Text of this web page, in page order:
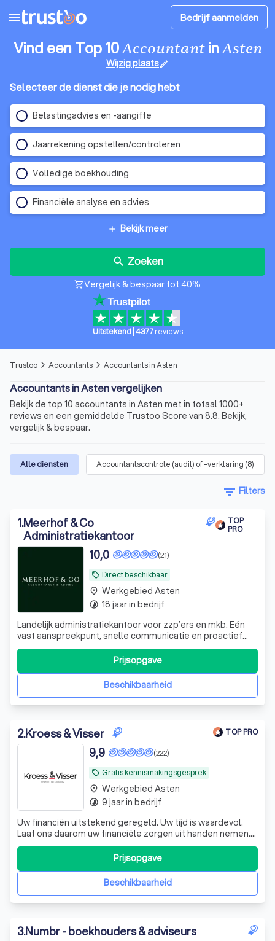
menu Bedrijf aanmelden
Vind een Top 10AccountantinAsten
Wijzig plaatsedit
Selecteer de dienst die je nodig hebt
Belastingadvies en -aangifte
Jaarrekening opstellen/controleren
Volledige boekhouding
Financiële analyse en advies
add Bekijk meer
search Zoeken
shopping_cartVergelijk & bespaar tot 40%
Uitstekend| 4377 reviews
Trustoo arrow_forward_ios Accountants arrow_forward_ios Accountants in Asten
Accountants in Asten vergelijken
Bekijk de top 10 accountants in Asten met in totaal 1000+
reviews en een gemiddelde Trustoo Score van 8.8. Bekijk,
vergelijk & bespaar.
Alle diensten Accountantscontrole (audit) of -verklaring (8)
filter_list Filters
1.Meerhof & Co
Administratiekantoor
TOP
PRO
local_offer Direct beschikbaar
(21)
10,0
Landelijk administratiekantoor voor zzp’ers en mkb. Eén
vast aanspreekpunt, snelle communicatie en proactief
fiscaal en financieel advies.
Beschikbaarheid
Prijsopgave
place Werkgebied Asten
timelapse 18 jaar in bedrijf
2.Kroess & Visser TOP PRO
local_offer Gratis kennismakingsgesprek
(222)
9,9
Uw financiën uitstekend geregeld. Uw tijd is waardevol.
Laat ons daarom uw financiële zorgen uit handen nemen.
De experts van KroessVisser beheren al uw financiële
processen van A tot Z, zodat u met een gerust hart kunt
ondernemen. KroessVisser | Finance - Tax - Advisory ☎️
Plan een GRATIS ADVIESBeschikbaarheid
Prijsopgave
place Werkgebied Asten
timelapse 9 jaar in bedrijf
3.Numbr - boekhouders & adviseurs